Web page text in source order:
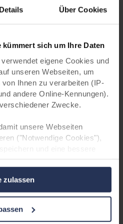
Details Über Cookies
kümmert sich um Ihre Daten
eigene Cookies und
unseren Webseiten, um
Ihnen zu verarbeiten (IP-
andere Online-Kennungen).
Zwecke.
unsere Webseiten
("Notwendige Cookies"),
schaffen ("Funktionale
zu analysieren mit dem Ziel
("Statistische Cookies")
Anzeigen auf sozialen Medien
gezielt zu gestalten
zulassen